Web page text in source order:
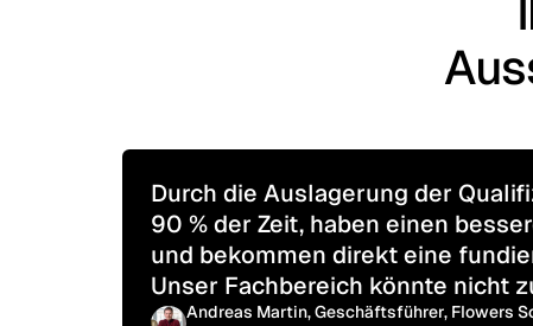
Durch die Auslagerung der
90 % der Zeit, haben einen
und bekommen direkt eine
Unser Fachbereich könnte nicht
Andreas Martin, Geschäftsführer, Flowers